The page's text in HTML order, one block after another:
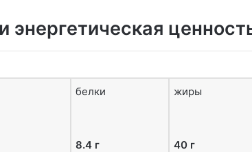
энергетическая
белки
8.4 г
жиры
40 г